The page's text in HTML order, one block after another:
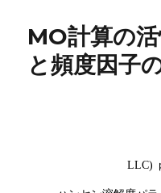
MO計算の
と頻度因子